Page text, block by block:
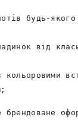
будь-якого
від
кольоровими
брендоване